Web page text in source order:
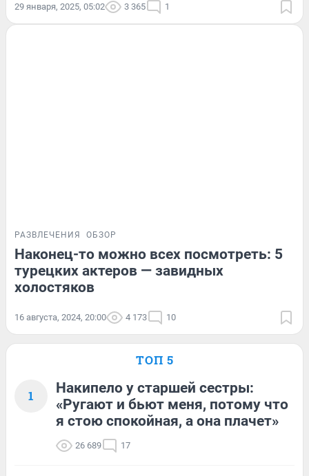
29 января, 2025, 05:02 3 365 1
РАЗВЛЕЧЕНИЯ ОБЗОР
Наконец-то можно всех посмотреть: 5
турецких актеров — завидных
холостяков
16 августа, 2024, 20:00 4 173 10
ТОП 5
1
Накипело у старшей сестры:
«Ругают и бьют меня, потому что
я стою спокойная, а она плачет»
26 689 17